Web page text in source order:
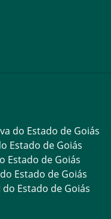
do Estado de Goiás
Estado de Goiás
Estado de Goiás
Estado de Goiás
Estado de Goiás